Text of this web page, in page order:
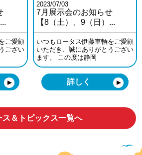
ご愛顧
ござい
▼
2023/07/03
7月展示会のお知らせ
【8（土）、9（日）...
いつもロータス伊藤車輌をご愛顧
いただき、誠にありがとうござい
ます。 この度は静岡
詳しく ▼
ス＆トピックス一覧へ